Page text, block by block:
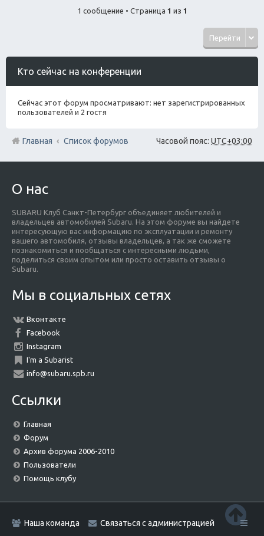
1 сообщение • Страница 1 из 1
Перейти
Кто сейчас на конференции
Сейчас этот форум просматривают: нет зарегистрированных
пользователей и 2 гостя
Часовой пояс: UTC+03:00
Главная Список форумов
О нас
SUBARU Клуб Санкт-Петербург объединяет любителей и
владельцев автомобилей Subaru. На этом форуме вы найдете
интересующую вас информацию по эксплуатации и ремонту
вашего автомобиля, отзывы владельцев, а так же сможете
познакомиться и пообщаться с интересными людьми,
поделиться своим опытом или просто оставить отзывы о
Subaru.
Мы в социальных сетях
Вконтакте
Facebook
Instagram
I'm a Subarist
info@subaru.spb.ru
Ссылки
Главная
Форум
Архив форума 2006-2010
Пользователи
Помощь клубу
Наша команда Связаться с администрацией